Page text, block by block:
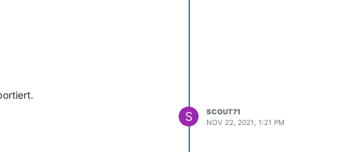
S
SCOUT71
NOV 22, 2021, 1:21 PM